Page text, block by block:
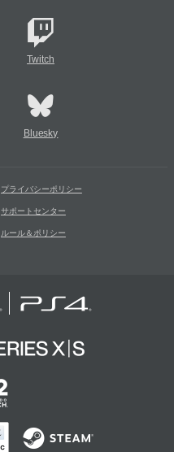
Twitch
Bluesky
プライバシーポリシー
サポートセンター
ルール＆ポリシー